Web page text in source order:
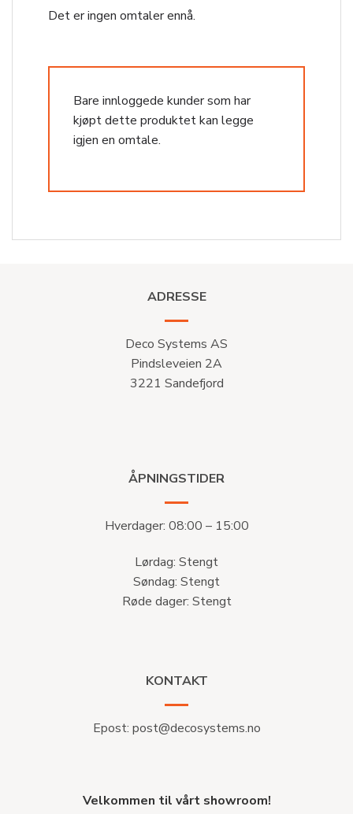
Det er ingen omtaler ennå.
Bare innloggede kunder som har
kjøpt dette produktet kan legge
igjen en omtale.
ADRESSE
Deco Systems AS
Pindsleveien 2A
3221 Sandefjord
ÅPNINGSTIDER
Hverdager: 08:00 – 15:00
Lørdag: Stengt
Søndag: Stengt
Røde dager: Stengt
KONTAKT
Epost: post@decosystems.no
Velkommen til vårt showroom!